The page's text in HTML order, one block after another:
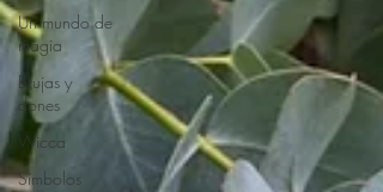
Un mundo de
magia
Brujas y
dones
Wicca
Símbolos